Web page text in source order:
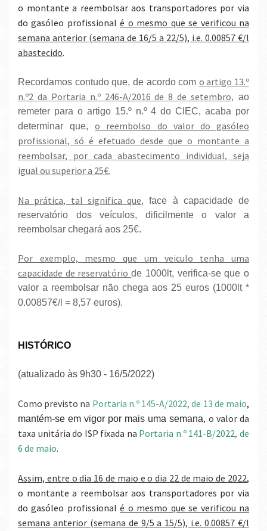
o montante a reembolsar aos transportadores por via
do gasóleo profissionalé o mesmo que se verificou na
semana anterior (semana de 16/5 a 22/5), i.e. 0.00857 €/l
abastecido.
Recordamos contudo que, de acordo com o artigo 13.º
n.º2 da Portaria n.º 246-A/2016 de 8 de setembro, ao
remeter para o artigo 15.º n.º 4 do CIEC, acaba por
determinar que,o reembolso do valor do gasóleo
profissional, só é efetuado desde que o montante a
reembolsar, por cada abastecimento individual, seja
igual ou superior a 25€.
Na prática, tal significa que, face à capacidade de
reservatório dos veículos, dificilmente o valor a
reembolsar chegará aos 25€.
Por exemplo, mesmo que um veiculo tenha uma
capacidade de reservatóriode 1000lt, verifica-se que o
valor a reembolsar não chega aos 25 euros (1000lt *
0.00857€/l = 8,57 euros).
HISTÓRICO
(atualizado às 9h30 - 16/5/2022)
Como previsto na Portaria n.º 145-A/2022, de 13 de maio,
mantém-se em vigor por mais uma semana, o valor da
taxa unitária do ISP fixada na Portaria n.º 141-B/2022, de
6 de maio.
Assim, entre o dia 16 de maio e o dia 22 de maio de 2022,
o montante a reembolsar aos transportadores por via
do gasóleo profissionalé o mesmo que se verificou na
semana anterior (semana de 9/5 a 15/5), i.e. 0.00857 €/l